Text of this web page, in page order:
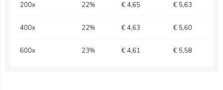
200x 22% €4,65 € 5,63
400x 22% €4,63 € 5,60
600x 23% €4,61 € 5,58